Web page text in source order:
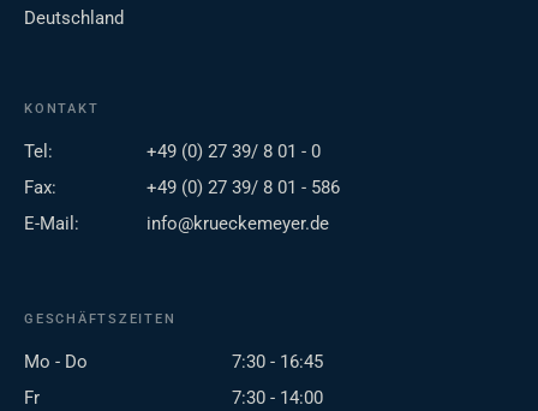
Deutschland
KONTAKT
Tel:
+49 (0) 27 39/ 8 01 - 0
Fax:
+49 (0) 27 39/ 8 01 - 586
E-Mail:
info@krueckemeyer.de
GESCHÄFTSZEITEN
Mo - Do
7:30 - 16:45
Fr
7:30 - 14:00